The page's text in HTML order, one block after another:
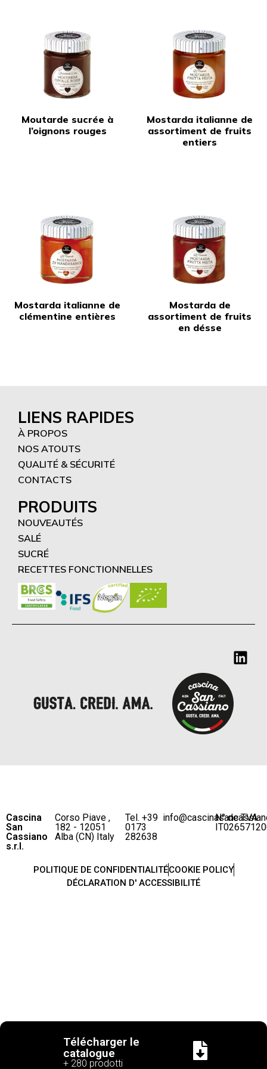
Moutarde sucrée à
l’oignons rouges
Mostarda italianne de
assortiment de fruits
entiers
Mostarda italianne de
clémentine entières
Mostarda de
assortiment de fruits
en désse
LIENS RAPIDES
À PROPOS
NOS ATOUTS
QUALITÉ & SÉCURITÉ
CONTACTS
PRODUITS
NOUVEAUTÉS
SALÉ
SUCRÉ
RECETTES FONCTIONNELLES
Cascina
San
Cassiano
s.r.l.
Corso Piave ,
182 - 12051
Alba (CN) Italy
Tel. +39
0173
282638
N° de TVA
POLITIQUE DE CONFIDENTIALITÉCOOKIE POLICY
DÉCLARATION D' ACCESSIBILITÉ
Télécharger le
catalogue
+ 280 prodotti